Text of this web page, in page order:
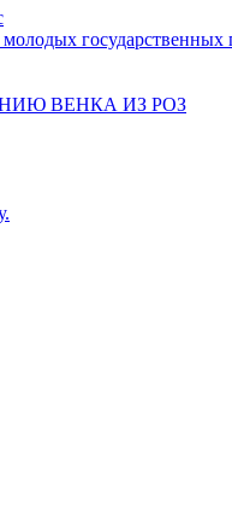
ВЕНКА ИЗ РОЗ